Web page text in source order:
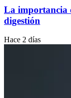
La importancia
digestión
Hace 2 días